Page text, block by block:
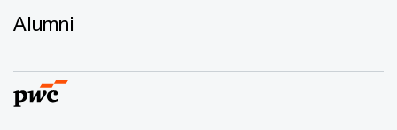
Alumni